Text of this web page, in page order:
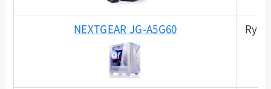
NEXTGEAR JG-A5G60